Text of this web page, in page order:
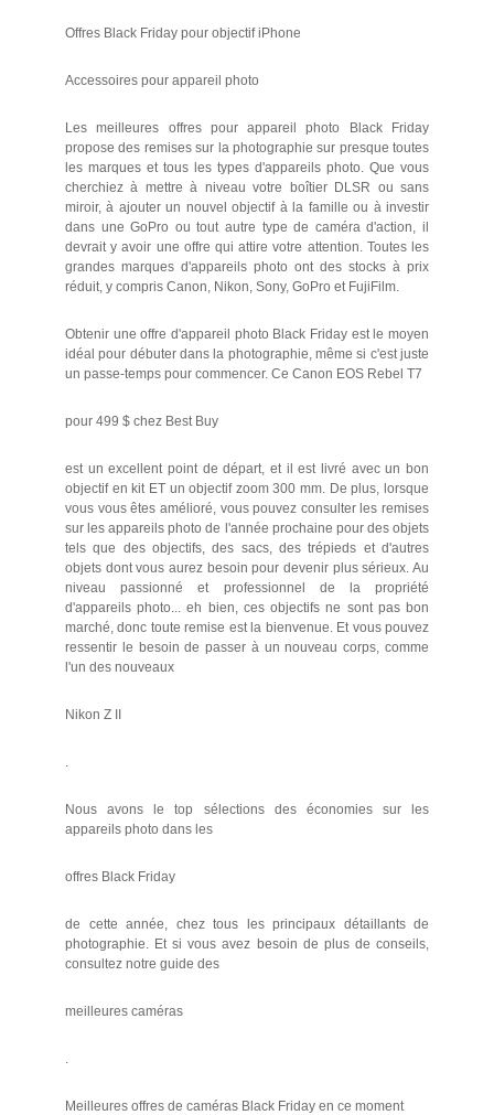
Offres Black Friday pour objectif iPhone
Accessoires pour appareil photo
Les meilleures offres pour appareil photo Black Friday
propose des remises sur la photographie sur presque toutes
les marques et tous les types d'appareils photo. Que vous
cherchiez à mettre à niveau votre boîtier DLSR ou sans
miroir, à ajouter un nouvel objectif à la famille ou à investir
dans une GoPro ou tout autre type de caméra d'action, il
devrait y avoir une offre qui attire votre attention. Toutes les
grandes marques d'appareils photo ont des stocks à prix
réduit, y compris Canon, Nikon, Sony, GoPro et FujiFilm.
Obtenir une offre d'appareil photo Black Friday est le moyen
idéal pour débuter dans la photographie, même si c'est juste
un passe-temps pour commencer. Ce Canon EOS Rebel T7
pour 499 $ chez Best Buy
est un excellent point de départ, et il est livré avec un bon
objectif en kit ET un objectif zoom 300 mm. De plus, lorsque
vous vous êtes amélioré, vous pouvez consulter les remises
sur les appareils photo de l'année prochaine pour des objets
tels que des objectifs, des sacs, des trépieds et d'autres
objets dont vous aurez besoin pour devenir plus sérieux. Au
niveau passionné et professionnel de la propriété
d'appareils photo... eh bien, ces objectifs ne sont pas bon
marché, donc toute remise est la bienvenue. Et vous pouvez
ressentir le besoin de passer à un nouveau corps, comme
l'un des nouveaux
Nikon Z II
.
Nous avons le top sélections des économies sur les
appareils photo dans les
offres Black Friday
de cette année, chez tous les principaux détaillants de
photographie. Et si vous avez besoin de plus de conseils,
consultez notre guide des
meilleures caméras
.
Meilleures offres de caméras Black Friday en ce moment